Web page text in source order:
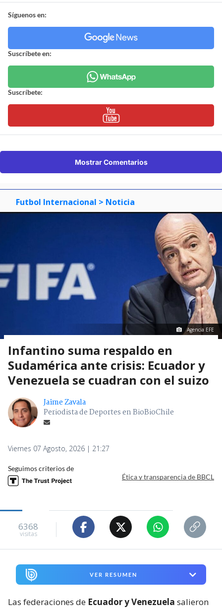
Síguenos en:
Suscríbete en:
Suscríbete:
Mostrar Comentarios
Futbol Internacional > Noticia
Agencia EFE
Infantino suma respaldo en
Sudamérica ante crisis: Ecuador y
Venezuela se cuadran con el suizo
Jaime Zavala
Periodista de Deportes en BioBioChile
Viernes 07 Agosto, 2026 | 21:27
Seguimos criterios de
Ética y transparencia de BBCL
6368
visitas
VER RESUMEN
Las federaciones de Ecuador y Venezuela salieron